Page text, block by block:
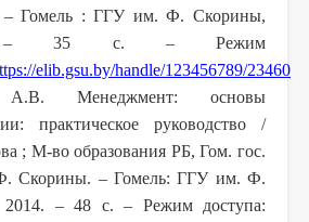
– Гомель : ГГУ им. Ф. Скорины,
– 35 с. – Режим
elib.gsu.by/handle/123456789/23460
А.В. Менеджмент: основы
практическое руководство /
; М-во образования РБ, Гом. гос.
Скорины. – Гомель: ГГУ им. Ф.
2014. – 48 с. – Режим доступа: